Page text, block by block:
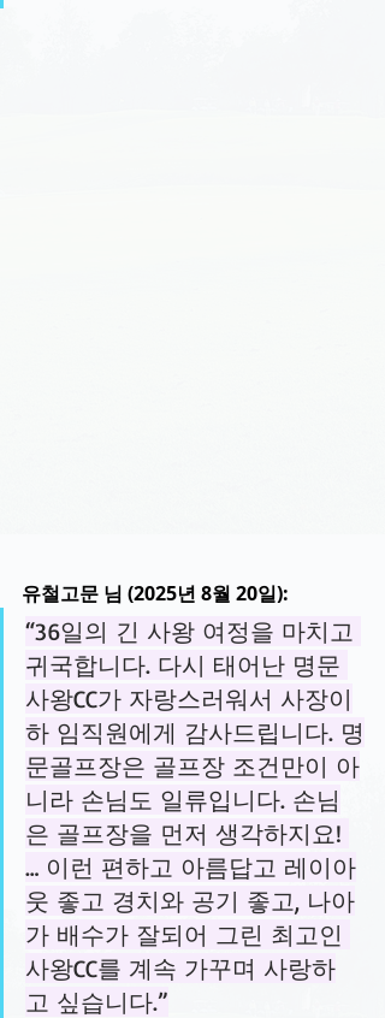
유철고문 님 (2025년 8월 20일):
“36일의 긴 사왕 여정을 마치고
귀국합니다. 다시 태어난 명문
사왕CC가 자랑스러워서 사장이
하 임직원에게 감사드립니다. 명
문골프장은 골프장 조건만이 아
니라 손님도 일류입니다. 손님
은 골프장을 먼저 생각하지요!
… 이런 편하고 아름답고 레이아
웃 좋고 경치와 공기 좋고, 나아
가 배수가 잘되어 그린 최고인
사왕CC를 계속 가꾸며 사랑하
고 싶습니다.”